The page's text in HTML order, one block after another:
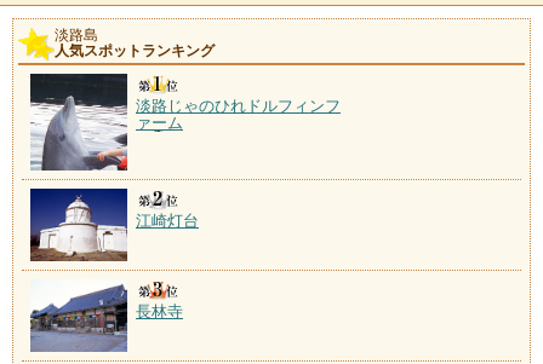
淡路島
人気スポットランキング
淡路じゃのひれドルフィンフ
ァーム
江崎灯台
長林寺